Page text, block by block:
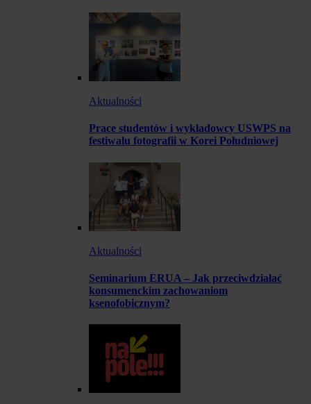
Aktualności
Prace studentów i wykładowcy USWPS na
festiwalu fotografii w Korei Południowej
Aktualności
Seminarium ERUA – Jak przeciwdziałać
konsumenckim zachowaniom
ksenofobicznym?